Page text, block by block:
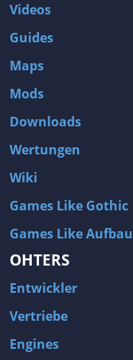
Videos
Guides
Maps
Mods
Downloads
Wertungen
Wiki
Games Like Gothic
Games Like Aufbau
OHTERS
Entwickler
Vertriebe
Engines